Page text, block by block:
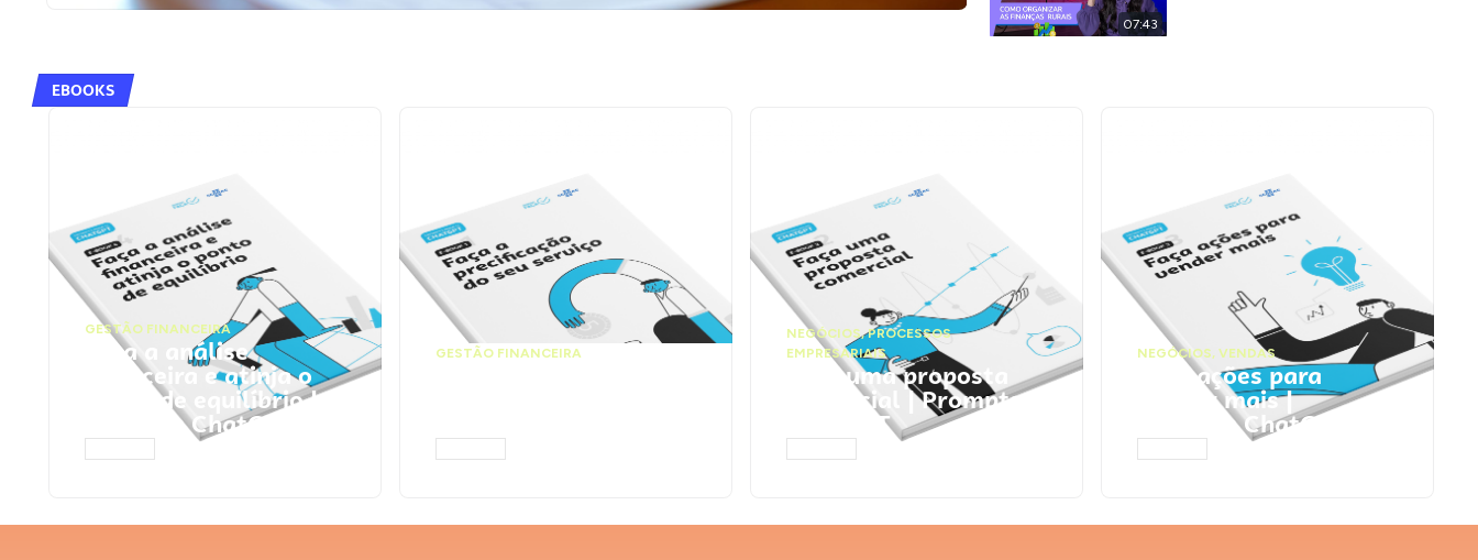
07:43
EBOOKS
GESTÃO FINANCEIRA
Faça a análise
financeira e atinja o
ponto de equilíbrio |
Prompts ChatGPT
GESTÃO FINANCEIRA
NEGÓCIOS,PROCESSOS
EMPRESARIAIS
Faça uma proposta
comercial | Prompts
ChatGPT
NEGÓCIOS, VENDAS
Faça ações para
vender mais |
Prompts ChatGPT